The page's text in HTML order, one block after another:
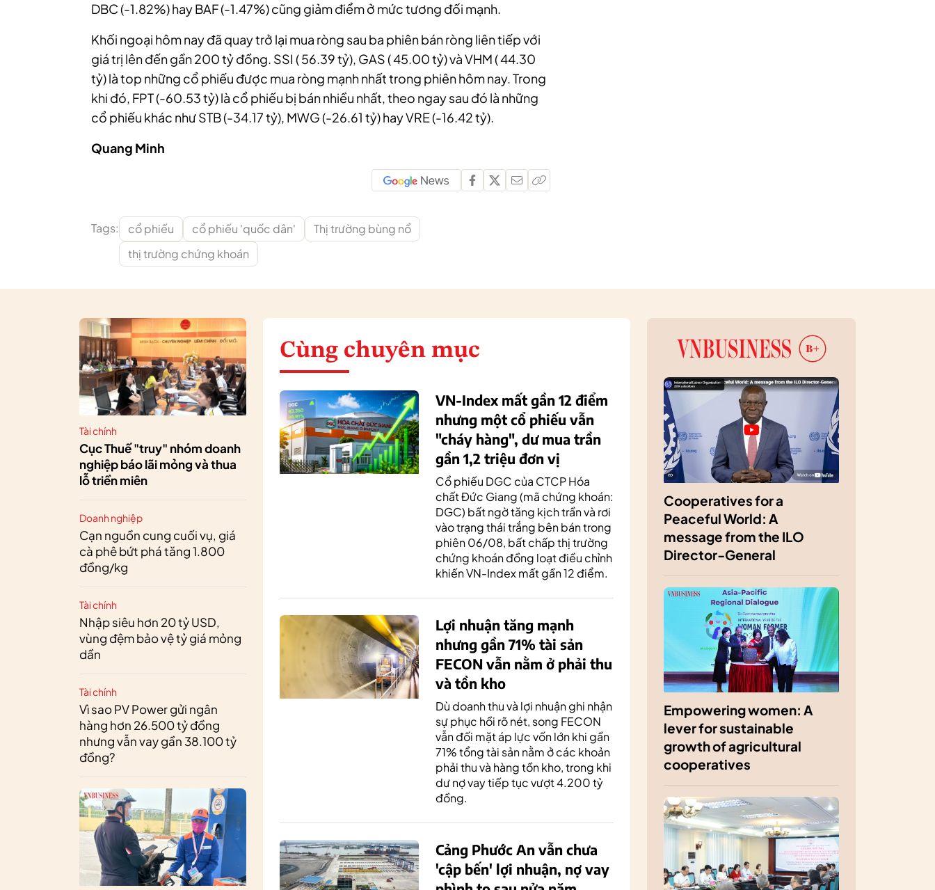
DBC (-1.82%) hay BAF (-1.47%) cũng giảm điểm ở mức tương đối mạnh.
Khối ngoại hôm nay đã quay trở lại mua ròng sau ba phiên bán ròng liên tiếp với
giá trị lên đến gần 200 tỷ đồng. SSI ( 56.39 tỷ), GAS ( 45.00 tỷ) và VHM ( 44.30
tỷ) là top những cổ phiếu được mua ròng mạnh nhất trong phiên hôm nay. Trong
khi đó, FPT (-60.53 tỷ) là cổ phiếu bị bán nhiều nhất, theo ngay sau đó là những
cổ phiếu khác như STB (-34.17 tỷ), MWG (-26.61 tỷ) hay VRE (-16.42 tỷ).
Quang Minh
Tags: cổ phiếu cổ phiếu 'quốc dân'
Thị trường bùng nổ
thị trường chứng khoán
Tài chính
Cục Thuế "truy" nhóm doanh
nghiệp báo lãi mỏng và thua
lỗ triền miên
Doanh nghiệp
Cạn nguồn cung cuối vụ, giá
cà phê bứt phá tăng 1.800
đồng/kg
Tài chính
Nhập siêu hơn 20 tỷ USD,
vùng đệm bảo vệ tỷ giá mỏng
dần
Tài chính
Vì sao PV Power gửi ngân
hàng hơn 26.500 tỷ đồng
nhưng vẫn vay gần 38.100 tỷ
đồng?
Cùng chuyên mục
VN-Index mất gần 12 điểm
nhưng một cổ phiếu vẫn
"cháy hàng", dư mua trần
gần 1,2 triệu đơn vị
Cổ phiếu DGC của CTCP Hóa
chất Đức Giang (mã chứng khoán:
DGC) bất ngờ tăng kịch trần và rơi
vào trạng thái trắng bên bán trong
phiên 06/08, bất chấp thị trường
chứng khoán đồng loạt điều chỉnh
khiến VN-Index mất gần 12 điểm.
Lợi nhuận tăng mạnh
nhưng gần 71% tài sản
FECON vẫn nằm ở phải thu
và tồn kho
Dù doanh thu và lợi nhuận ghi nhận
sự phục hồi rõ nét, song FECON
vẫn đối mặt áp lực vốn lớn khi gần
71% tổng tài sản nằm ở các khoản
phải thu và hàng tồn kho, trong khi
dư nợ vay tiếp tục vượt 4.200 tỷ
đồng.
Cảng Phước An vẫn chưa
'cập bến' lợi nhuận, nợ vay
Cooperatives for a
Peaceful World: A
message from the ILO
Director-General
Empowering women: A
lever for sustainable
growth of agricultural
cooperatives